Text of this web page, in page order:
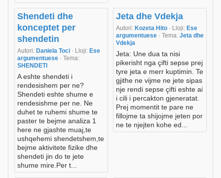
Shendeti dhe
konceptet per
shendetin
Autori: Daniela Toci · Lloji: Ese
argumentuese · Tema:
SHENDETI
A eshte shendeti i
rendesishem per ne?
Shendeti eshte shume e
rendesishme per ne. Ne
duhet te ruhemi shume te
paster te bejme analiza 1
here ne gjashte muaj,te
ushqehemi shendetshem,te
bejme aktivitete fizike dhe
shendeti jin do te jete
shume mire.Per t...
Jeta dhe Vdekja
Autori: Kozeta Hito · Lloji: Ese
argumentuese · Tema: Jeta dhe
Vdekja
Jeta: Une dua ta nisi
pikerisht nga çifti sepse prej
tyre jeta e merr kuptimin. Te
gjithe ne vijme ne jete sipas
nje rendi sepse çifti eshte ai
i cili i percakton gjeneratat.
Prej momentit te pare ne
fillojme ta shijojme jeten por
ne te njejten kohe ed...